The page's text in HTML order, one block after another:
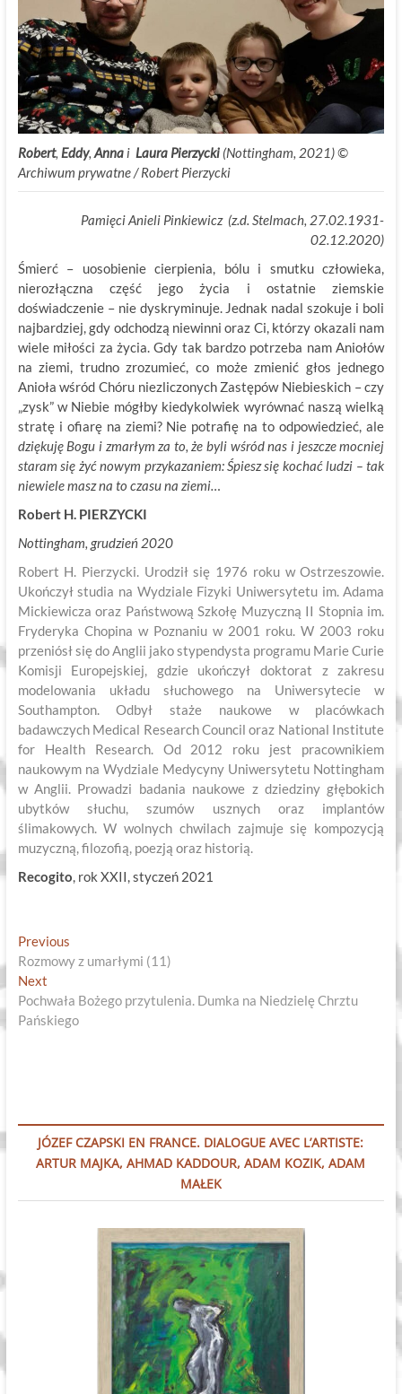
Robert, Eddy, Annai Laura Pierzycki(Nottingham, 2021) ©
Archiwum prywatne / Robert Pierzycki
Pamięci Anieli Pinkiewicz (z.d. Stelmach, 27.02.1931-
02.12.2020)
Śmierć – uosobienie cierpienia, bólu i smutku człowieka,
nierozłączna część jego życia i ostatnie ziemskie
doświadczenie – nie dyskryminuje. Jednak nadal szokuje i boli
najbardziej, gdy odchodzą niewinni oraz Ci, którzy okazali nam
wiele miłości za życia. Gdy tak bardzo potrzeba nam Aniołów
na ziemi, trudno zrozumieć, co może zmienić głos jednego
Anioła wśród Chóru niezliczonych Zastępów Niebieskich – czy
„zysk” w Niebie mógłby kiedykolwiek wyrównać naszą wielką
stratę i ofiarę na ziemi? Nie potrafię na to odpowiedzieć, ale
dziękuję Bogu i zmarłym za to, że byli wśród nas i jeszcze mocniej
staram się żyć nowym przykazaniem: Śpiesz się kochać ludzi – tak
niewiele masz na to czasu na ziemi…
Robert H. PIERZYCKI
Nottingham, grudzień 2020
Robert H. Pierzycki. Urodził się 1976 roku w Ostrzeszowie.
Ukończył studia na Wydziale Fizyki Uniwersytetu im. Adama
Mickiewicza oraz Państwową Szkołę Muzyczną II Stopnia im.
Fryderyka Chopina w Poznaniu w 2001 roku. W 2003 roku
przeniósł się do Anglii jako stypendysta programu Marie Curie
Komisji Europejskiej, gdzie ukończył doktorat z zakresu
modelowania układu słuchowego na Uniwersytecie w
Southampton. Odbył staże naukowe w placówkach
badawczych Medical Research Council oraz National Institute
for Health Research. Od 2012 roku jest pracownikiem
naukowym na Wydziale Medycyny Uniwersytetu Nottingham
w Anglii. Prowadzi badania naukowe z dziedziny głębokich
ubytków słuchu, szumów usznych oraz implantów
ślimakowych. W wolnych chwilach zajmuje się kompozycją
muzyczną, filozofią, poezją oraz historią.
Recogito, rok XXII, styczeń 2021
Nawigacja
wpisu
PreviousPrevious
post:
Rozmowy z umarłymi (11)
NextNext
post:
Pochwała Bożego przytulenia. Dumka na Niedzielę Chrztu
Pańskiego
JÓZEF CZAPSKI EN FRANCE. DIALOGUE AVEC L’ARTISTE:
ARTUR MAJKA, AHMAD KADDOUR, ADAM KOZIK, ADAM
MAŁEK